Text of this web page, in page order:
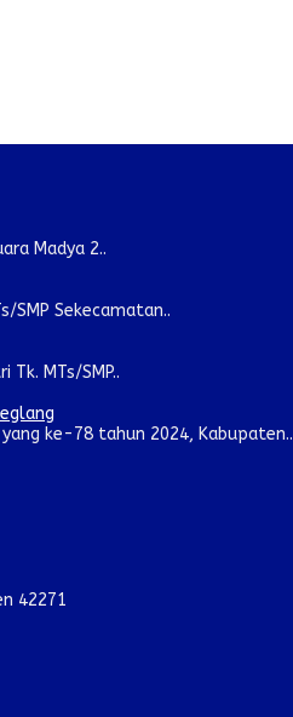
Madya 2..
SMP Sekecamatan..
MTs/SMP..
ke-78 tahun 2024, Kabupaten..
42271